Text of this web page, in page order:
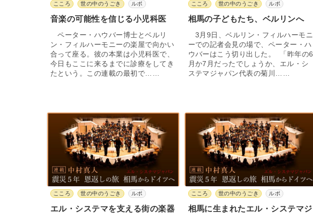
こころ 世の中のうごき ルポ
音楽の可能性を信じる小児科医
ペーター・ハウバー博士とベルリ
ン・フィルハーモニーの楽屋で向かい
合って座る。彼の本業は小児科医で、
今日もここに来るまでに診療をしてき
たという。この連載の最初で……
こころ 世の中のうごき ルポ
相馬の子どもたち、ベルリンへ
3月9日、ベルリン・フィルハーモニ
ーでの記者会見の場で、ペーター・ハ
ウバーはこう切り出した。 「昨年の6
月か7月だったでしょうか、エル・シ
ステマジャパン代表の菊川……
こころ 世の中のうごき ルポ
エル・システマを支える街の楽器
こころ 世の中のうごき ルポ
相馬に生まれたエル・システマジ